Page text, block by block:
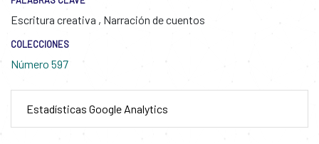
Escritura creativa , Narración de cuentos
COLECCIONES
Número 597
Estadísticas Google Analytics